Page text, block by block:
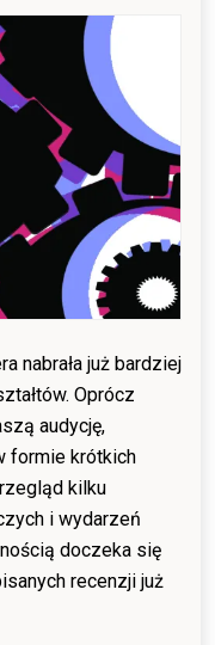
2016
nabrała już bardziej
Oprócz
audycję,
formie krótkich
kilku
i wydarzeń
doczeka się
recenzji już